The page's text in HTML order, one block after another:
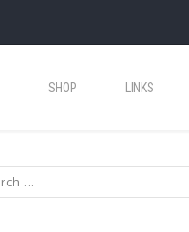
SHOP LINKS